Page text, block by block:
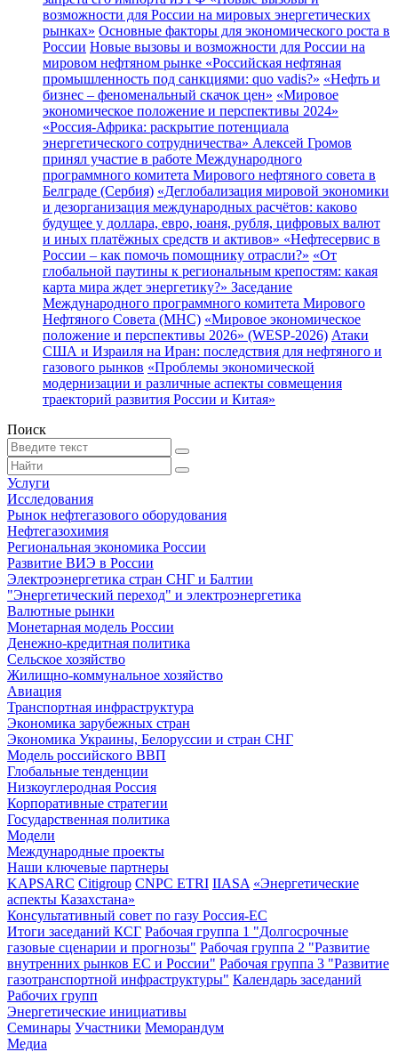
возможности для России на мировых энергетических
рынках» Основные факторы для экономического роста в
России Новые вызовы и возможности для России на
мировом нефтяном рынке «Российская нефтяная
промышленность под санкциями: quo vadis?» «Нефть и
бизнес – феноменальный скачок цен» «Мировое
экономическое положение и перспективы 2024»
«Россия-Африка: раскрытие потенциала
энергетического сотрудничества» Алексей Громов
принял участие в работе Международного
программного комитета Мирового нефтяного совета в
Белграде (Сербия) «Деглобализация мировой экономики
и дезорганизация международных расчётов: каково
будущее у доллара, евро, юаня, рубля, цифровых валют
и иных платёжных средств и активов» «Нефтесервис в
России – как помочь помощнику отрасли?» «От
глобальной паутины к региональным крепостям: какая
карта мира ждет энергетику?» Заседание
Международного программного комитета Мирового
Нефтяного Совета (МНС) «Мировое экономическое
положение и перспективы 2026» (WESP-2026) Атаки
США и Израиля на Иран: последствия для нефтяного и
газового рынков «Проблемы экономической
модернизации и различные аспекты совмещения
траекторий развития России и Китая»
Поиск
Услуги
Исследования
Рынок нефтегазового оборудования
Нефтегазохимия
Региональная экономика России
Развитие ВИЭ в России
Электроэнергетика стран СНГ и Балтии
"Энергетический переход" и электроэнергетика
Валютные рынки
Монетарная модель России
Денежно-кредитная политика
Сельское хозяйство
Жилищно-коммунальное хозяйство
Авиация
Транспортная инфраструктура
Экономика зарубежных стран
Экономика Украины, Белоруссии и стран СНГ
Модель российского ВВП
Глобальные тенденции
Низкоуглеродная Россия
Корпоративные стратегии
Государственная политика
Модели
Международные проекты
Наши ключевые партнеры
KAPSARC Citigroup CNPC ETRI IIASA «Энергетические
аспекты Казахстана»
Консультативный совет по газу Россия-ЕС
Итоги заседаний КСГ Рабочая группа 1 "Долгосрочные
газовые сценарии и прогнозы" Рабочая группа 2 "Развитие
внутренних рынков ЕС и России" Рабочая группа 3 "Развитие
газотранспортной инфраструктуры" Календарь заседаний
Рабочих групп
Энергетические инициативы
Семинары Участники Меморандум
Медиа